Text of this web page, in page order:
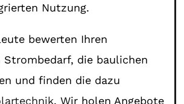
Nutzung.
bewerten Ihren
Strombedarf, die baulichen
und finden die dazu
. Wir holen Angebote